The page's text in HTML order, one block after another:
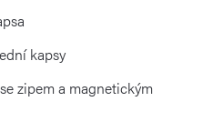
kapsy
zipem a magnetickým